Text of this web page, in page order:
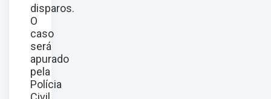
disparos.
O
caso
será
apurado
pela
Polícia